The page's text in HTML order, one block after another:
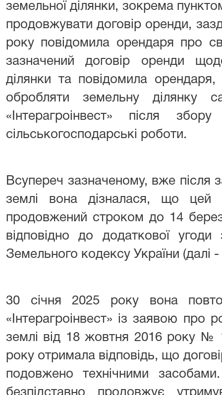
земельної ділянки, зокрема
продовжувати договір оренди,
року повідомила орендаря про
зазначений договір оренди
ділянки та повідомила
обробляти земельну ділянку
«Інтерагроінвест» після
сільськогосподарські роботи.
Всупереч зазначеному, вже після
землі вона дізналася, що цей
продовжений строком до 14
відповідно до додаткової
Земельного кодексу України (далі
30 січня 2025 року вона
«Інтерагроінвест» із заявою про
землі від 18 жовтня 2016 року
року отримала відповідь, що
подовжено технічними
безпідставно продовжує